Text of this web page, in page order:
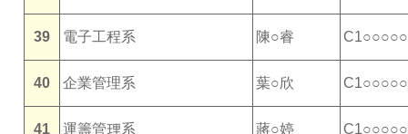
39 電子工程系 陳○睿
40 企業管理系 葉○欣
41 運籌管理系 蔣○婷